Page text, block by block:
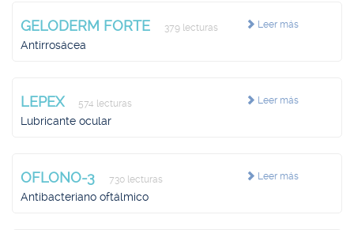
Leer más
GELODERM FORTE 379 lecturas
Antirrosácea
Leer más
LEPEX 574 lecturas
Lubricante ocular
Leer más
OFLONO-3 730 lecturas
Antibacteriano oftálmico